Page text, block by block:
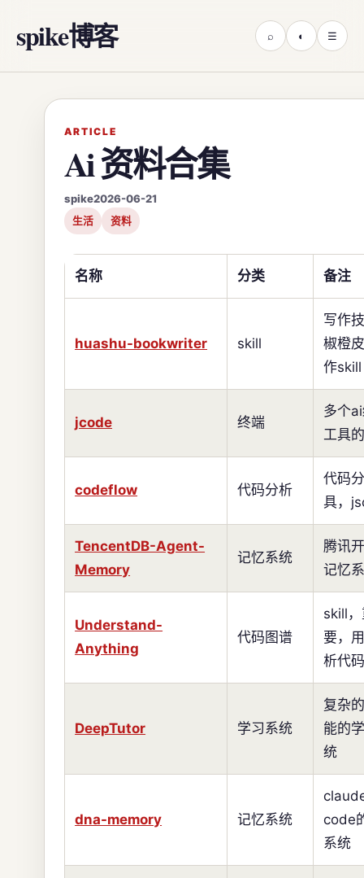
spike博客 ⌕ ◐ ☰
ARTICLE
Ai 资料合集
spike2026-06-21
生活 资料
名称 分类 备注
huashu-bookwriter skill
写作
椒橙
作skill
jcode 终端
多个
工具
codeflow 代码分析
代码
具，
TencentDB-Agent-
Memory
记忆系统
腾讯
记忆
Understand-
Anything
代码图谱
skill
要，
析代
DeepTutor 学习系统
复杂
能的
统
dna-memory 记忆系统
code
系统